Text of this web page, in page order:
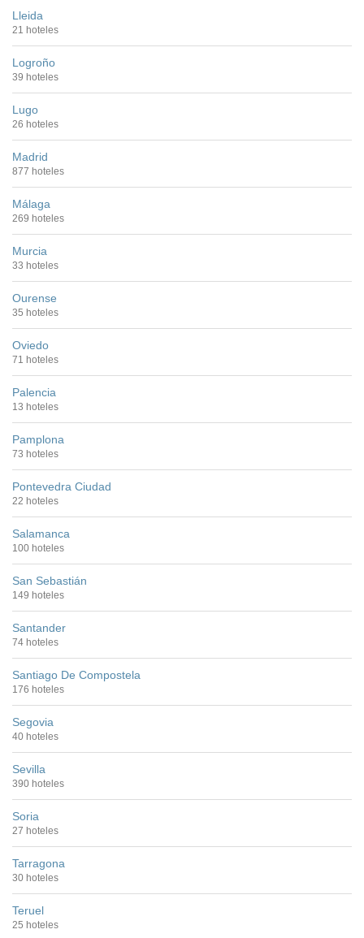
Lleida
21 hoteles
Logroño
39 hoteles
Lugo
26 hoteles
Madrid
877 hoteles
Málaga
269 hoteles
Murcia
33 hoteles
Ourense
35 hoteles
Oviedo
71 hoteles
Palencia
13 hoteles
Pamplona
73 hoteles
Pontevedra Ciudad
22 hoteles
Salamanca
100 hoteles
San Sebastián
149 hoteles
Santander
74 hoteles
Santiago De Compostela
176 hoteles
Segovia
40 hoteles
Sevilla
390 hoteles
Soria
27 hoteles
Tarragona
30 hoteles
Teruel
25 hoteles